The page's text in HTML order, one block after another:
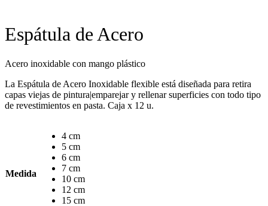
Espátula de Acero
Acero inoxidable con mango plástico
La Espátula de Acero Inoxidable flexible está diseñada para retira
capas viejas de pintura|emparejar y rellenar superficies con todo tipo
de revestimientos en pasta. Caja x 12 u.
Medida
4 cm
5 cm
6 cm
7 cm
10 cm
12 cm
15 cm